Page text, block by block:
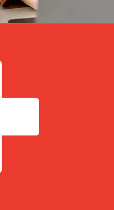
Vanligtvis tar
Arab Bank: s